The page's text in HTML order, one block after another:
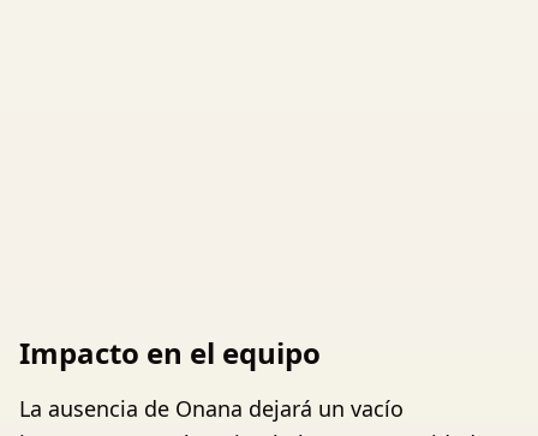
Impacto en el equipo
La ausencia de Onana dejará un vacío